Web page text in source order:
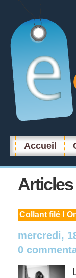
Accueil
Articles
Collant filé !
mercredi,
0